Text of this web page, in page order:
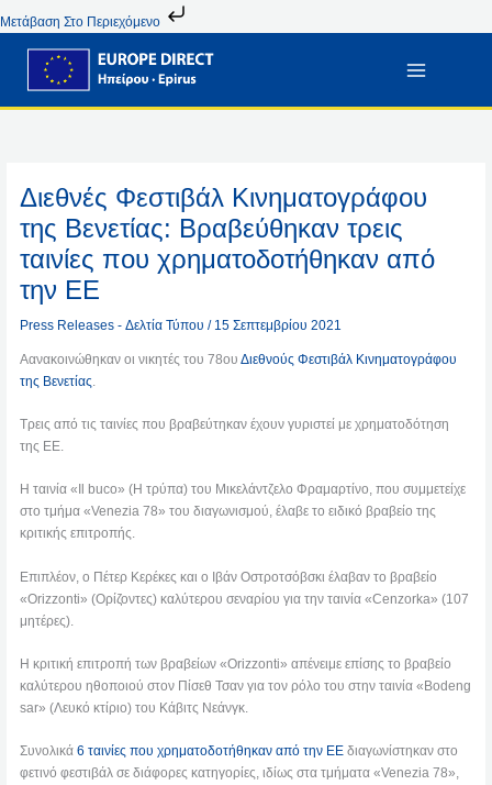
Μετάβαση Στο Περιεχόμενο
Στο
Περιεχόμενο
Διεθνές Φεστιβάλ Κινηματογράφου
της Βενετίας: Βραβεύθηκαν τρεις
ταινίες που χρηματοδοτήθηκαν από
την ΕΕ
Press Releases - Δελτία Τύπου / 15 Σεπτεμβρίου 2021
Αανακοινώθηκαν οι νικητές του 78ουΔιεθνούς Φεστιβάλ Κινηματογράφου
της Βενετίας.
Τρεις από τις ταινίες που βραβεύτηκαν έχουν γυριστεί με χρηματοδότηση
της ΕΕ.
Η ταινία «Il buco» (Η τρύπα) του Μικελάντζελο Φραμαρτίνο, που συμμετείχε
στο τμήμα «Venezia 78» του διαγωνισμού, έλαβε το ειδικό βραβείο της
κριτικής επιτροπής.
Επιπλέον, ο Πέτερ Κερέκες και ο Ιβάν Οστροτσόβσκι έλαβαν το βραβείο
«Orizzonti» (Ορίζοντες) καλύτερου σεναρίου για την ταινία «Cenzorka» (107
μητέρες).
Η κριτική επιτροπή των βραβείων «Orizzonti» απένειμε επίσης το βραβείο
καλύτερου ηθοποιού στον Πίσεθ Τσαν για τον ρόλο του στην ταινία «Bodeng
sar» (Λευκό κτίριο) του Κάβιτς Νεάνγκ.
Συνολικά6 ταινίες που χρηματοδοτήθηκαν από την ΕΕ διαγωνίστηκαν στο
φετινό φεστιβάλ σε διάφορες κατηγορίες, ιδίως στα τμήματα «Venezia 78»,